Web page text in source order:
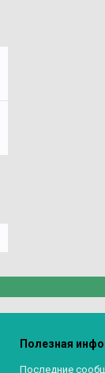
Полезная
Последние